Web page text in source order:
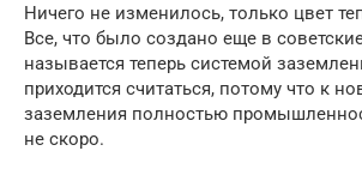
Ничего не изменилось, только цвет
Все, что было создано еще в
называется теперь системой
приходится считаться, потому что к
заземления полностью
не скоро.